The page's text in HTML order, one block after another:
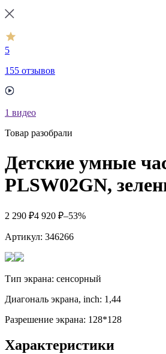
5
155 отзывов
1 видео
Товар разобрали
Детские умные
PLSW02GN,
2 290 ₽4 920 ₽–53%
Артикул: 346266
Тип экрана: сенсорный
Диагональ экрана, inch: 1,44
Разрешение экрана: 128*128
Характеристики